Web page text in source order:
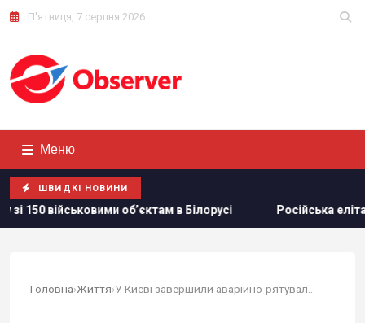
П'ятниця, 7 серпня 2026
Меню
ШВИДКІ НОВИНИ
в Білорусі Російська еліта боїться ФСБ, яка
Головна›Життя›